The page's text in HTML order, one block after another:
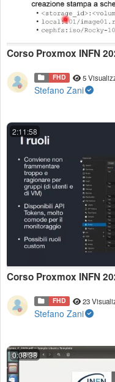
Corso Proxmox INFN
FHD 5
Stefano Zani
2:11:58
Corso Proxmox INFN
FHD 23
Stefano Zani
0:08:38